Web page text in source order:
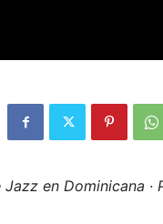
en Dominicana ·